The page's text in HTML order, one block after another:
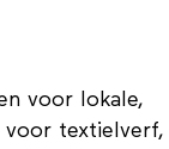
voor lokale,